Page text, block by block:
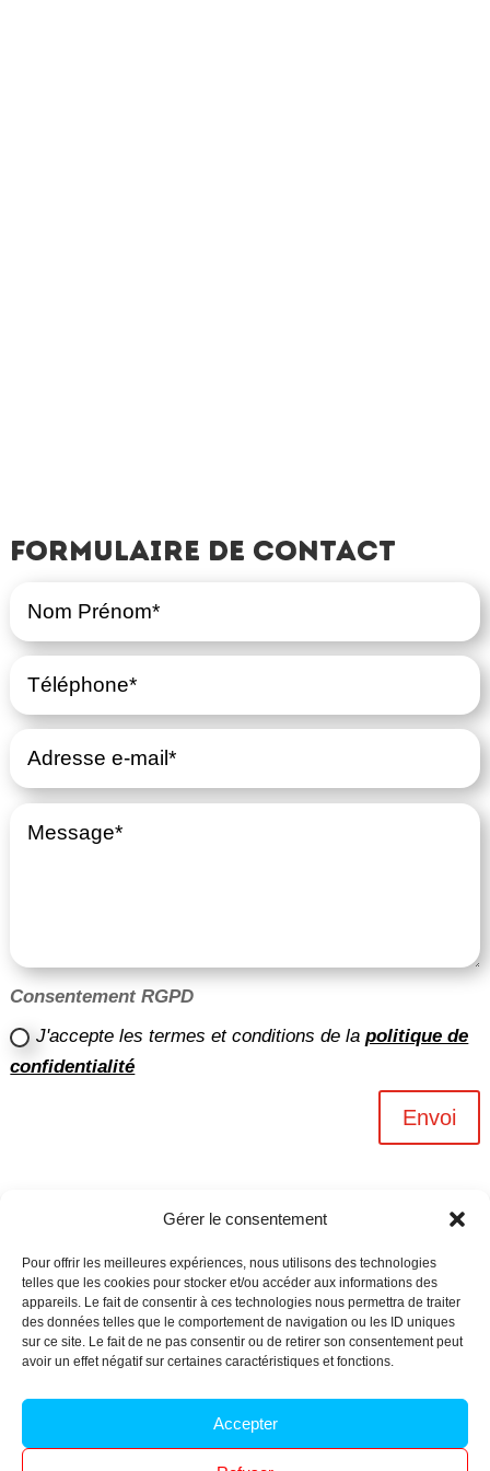
Gérer le consentement
Pour offrir les meilleures expériences, nous utilisons des technologies
telles que les cookies pour stocker et/ou accéder aux informations des
appareils. Le fait de consentir à ces technologies nous permettra de traiter
des données telles que le comportement de navigation ou les ID uniques
sur ce site. Le fait de ne pas consentir ou de retirer son consentement peut
avoir un effet négatif sur certaines caractéristiques et fonctions.
Accepter
Formulaire de contact
Consentement RGPD
J'accepte les termes et conditions de lapolitique de
confidentialité
Envoi
Archives n-6
Politique de confidentialité–